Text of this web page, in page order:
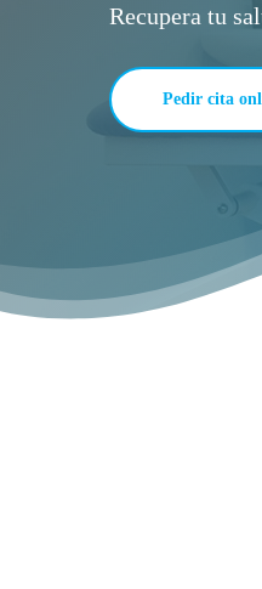
Recupera tu
Pedir cita